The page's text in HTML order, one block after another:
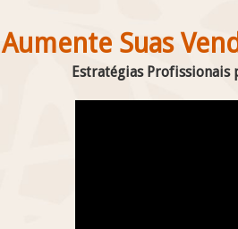
Aumente Suas
Estratégias Profissionais